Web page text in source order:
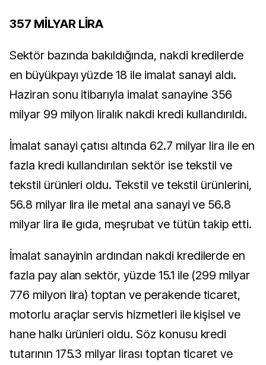
357 MİLYAR LİRA
Sektör bazında bakıldığında, nakdi kredilerde
en büyükpayı yüzde 18 ile imalat sanayi aldı.
Haziran sonu itibarıyla imalat sanayine 356
milyar 99 milyon liralık nakdi kredi kullandırıldı.
İmalat sanayi çatısı altında 62.7 milyar lira ile en
fazla kredi kullandırılan sektör ise tekstil ve
tekstil ürünleri oldu. Tekstil ve tekstil ürünlerini,
56.8 milyar lira ile metal ana sanayi ve 56.8
milyar lira ile gıda, meşrubat ve tütün takip etti.
İmalat sanayinin ardından nakdi kredilerde en
fazla pay alan sektör, yüzde 15.1 ile (299 milyar
776 milyon lira) toptan ve perakende ticaret,
motorlu araçlar servis hizmetleri ile kişisel ve
hane halkı ürünleri oldu. Söz konusu kredi
tutarının 175.3 milyar lirası toptan ticaret ve